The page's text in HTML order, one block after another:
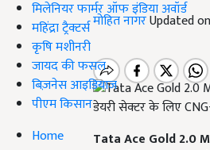
मिलेनियर फार्मर ऑफ इंडिया अवॉर्ड
महिंद्रा ट्रैक्टर्स
कृषि मशीनरी
जायद की फसल
बिज़नेस आइडियाज
पीएम किसान
Home
मोहित नागरUpdated
डेयरी सेक्टर के लिए
Tata Ace Gold 2.0